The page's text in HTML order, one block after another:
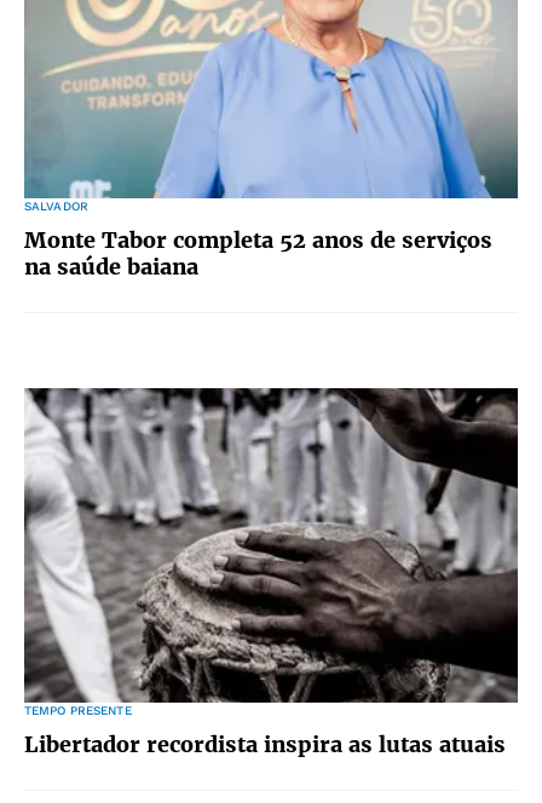
SALVADOR
Monte Tabor completa 52 anos de serviços
na saúde baiana
TEMPO PRESENTE
Libertador recordista inspira as lutas atuais